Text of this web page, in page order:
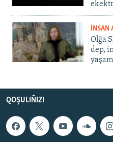
İNSAN
Olğa
dep,
QOŞULIÑIZ!